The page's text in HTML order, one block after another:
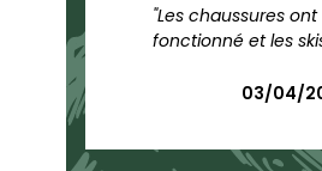
"Les chaussures
fonctionné et les
03/04/